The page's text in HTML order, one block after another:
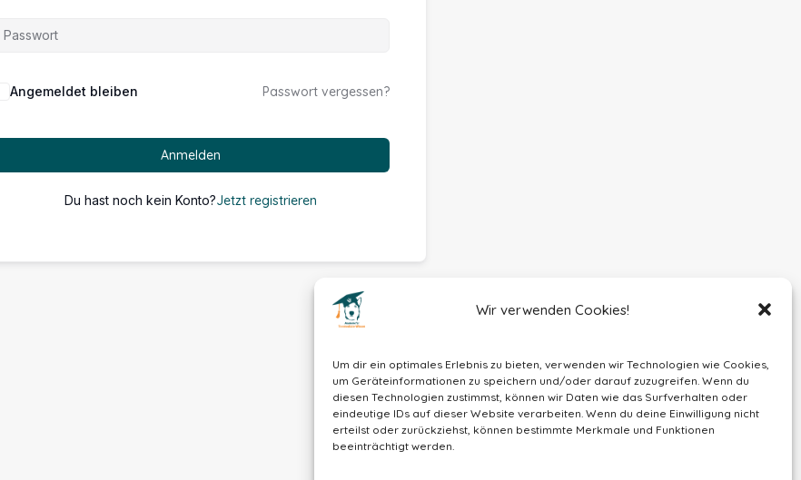
Wir verwenden Cookies!
Um dir ein optimales Erlebnis zu bieten, verwenden wir Technologien wie Cookies,
um Geräteinformationen zu speichern und/oder darauf zuzugreifen. Wenn du
diesen Technologien zustimmst, können wir Daten wie das Surfverhalten oder
eindeutige IDs auf dieser Website verarbeiten. Wenn du deine Einwilligung nicht
erteilst oder zurückziehst, können bestimmte Merkmale und Funktionen
beeinträchtigt werden.
Alternative:
Angemeldet bleiben Passwort vergessen?
Anmelden
Du hast noch kein Konto?Jetzt registrieren